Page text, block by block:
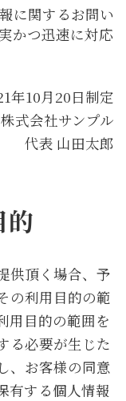
に関するお問い
かつ迅速に対応
年10月20日制定
株式会社サンプル
代表 山田太郎
的
供頂く場合、予
の利用目的の範
用目的の範囲を
る必要が生じた
、お客様の同意
有する個人情報